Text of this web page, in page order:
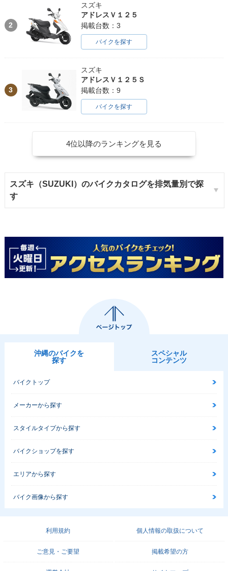
2
スズキ
アドレスＶ１２５
掲載台数：3
バイクを探す
3
スズキ
アドレスＶ１２５Ｓ
掲載台数：9
バイクを探す
4位以降のランキングを見る
スズキ（SUZUKI）のバイクカタログを排気量別で探
す
沖縄のバイクを
探す
スペシャル
コンテンツ
バイクトップ
メーカーから探す
スタイルタイプから探す
バイクショップを探す
エリアから探す
バイク画像から探す
利用規約 個人情報の取扱について
ご意見・ご要望 掲載希望の方